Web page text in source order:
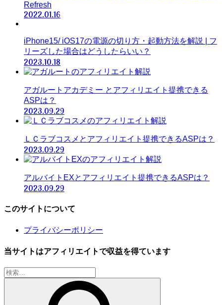
Refresh
2022.01.16
iPhone15/ iOS17の電源の切り方・起動方法を解説 | フ
リーズした場合はどうしたらいい？
2023.10.18
アガルートアカデミー とアフィリエイト提携できる
ASPは？
2023.09.29
ＬＣラブコスメとアフィリエイト提携できるASPは？
2023.09.29
アルバイトEXとアフィリエイト提携できるASPは？
2023.09.29
このサイトについて
プライバシーポリシー
当サイトはアフィリエイトで収益を得ています
検
索: